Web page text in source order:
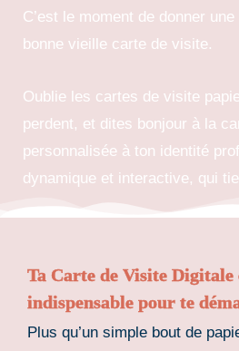
C’est le moment de donner
bonne vieille carte de visite.
Oublie les cartes de visite
perdent, et dites bonjour à la
personnalisée à ton identité
dynamique et interactive, qui
Ta Carte de Visite
indispensable pour te
Plus qu’un simple bout de